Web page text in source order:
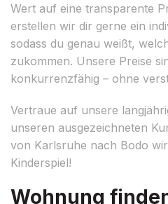
Wert auf eine transparente
erstellen wir dir gerne ein
sodass du genau weißt,
zukommen. Unsere Preise
konkurrenzfähig – ohne
Vertraue auf unsere
unseren ausgezeichneten
von Karlsruhe nach Bodo
Kinderspiel!
Wohnung